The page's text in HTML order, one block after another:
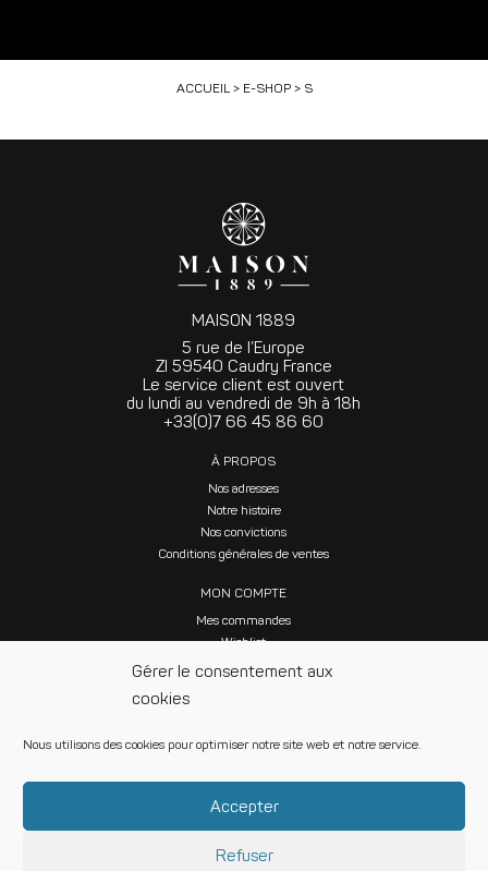
Gérer le consentement aux
cookies
Nous utilisons des cookies pour optimiser notre site web et notre service.
Accepter
Refuser
ACCUEIL> E-SHOP> S
MAISON 1889
5 rue de l’Europe
ZI 59540 Caudry France
Le service client est ouvert
du lundi au vendredi de 9h à 18h
+33(0)7 66 45 86 60
À PROPOS
Nos adresses
Notre histoire
Nos convictions
Conditions générales de ventes
MON COMPTE
Mes commandes
Wishlist
SUIVEZ NOUS SUR LES RÉSEAUX SOCIAUX